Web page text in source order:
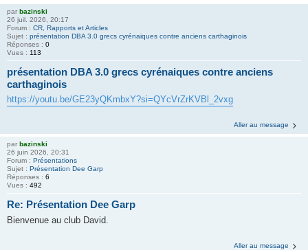
c
par bazinski
26 juil. 2026, 20:17
Forum : CR, Rapports et Articles
Sujet : présentation DBA 3.0 grecs cyrénaiques contre anciens carthaginois
Réponses : 0
Vues : 113
présentation DBA 3.0 grecs cyrénaiques contre anciens
carthaginois
https://youtu.be/GE23yQKmbxY?si=QYcVrZrKVBl_2vxg
Aller au message
par bazinski
26 juin 2026, 20:31
Forum : Présentations
Sujet : Présentation Dee Garp
Réponses : 6
Vues : 492
Re: Présentation Dee Garp
Bienvenue au club David.
Aller au message